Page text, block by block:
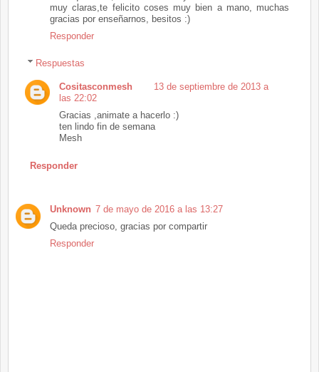
muy claras,te felicito coses muy bien a mano, muchas
gracias por enseñarnos, besitos :)
Responder
Respuestas
Cositasconmesh
13 de septiembre de 2013 a
las 22:02
Gracias ,animate a hacerlo :)
ten lindo fin de semana
Mesh
Responder
Unknown 7 de mayo de 2016 a las 13:27
Queda precioso, gracias por compartir
Responder